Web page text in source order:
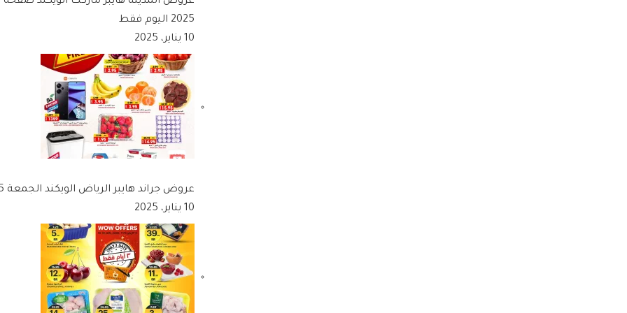
2025 اليوم فقط
10 يناير، 2025
عروض جراند هايبر الرياض الويكند الجمعة 10/1/2025 اليوم فقط
10 يناير، 2025